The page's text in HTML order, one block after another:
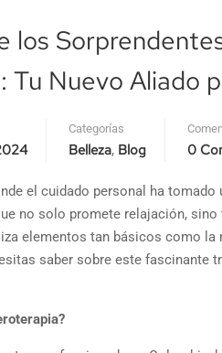
los
Tu Nuevo Aliado
Categorías
Belleza, Blog 0
el cuidado personal ha
no solo promete relajación,
elementos tan básicos como
saber sobre este fascinante